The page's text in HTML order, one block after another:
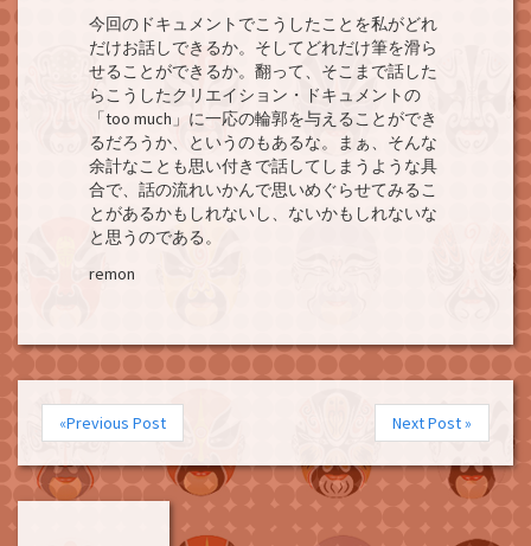
今回のドキュメントでこうしたことを私がどれ
だけお話しできるか。そしてどれだけ筆を滑ら
せることができるか。翻って、そこまで話した
らこうしたクリエイション・ドキュメントの
「too much」に一応の輪郭を与えることができ
るだろうか、というのもあるな。まぁ、そんな
余計なことも思い付きで話してしまうような具
合で、話の流れいかんで思いめぐらせてみるこ
とがあるかもしれないし、ないかもしれないな
と思うのである。
remon
«Previous Post Next Post »